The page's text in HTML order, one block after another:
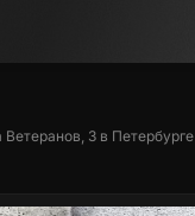
3 в Петербурге